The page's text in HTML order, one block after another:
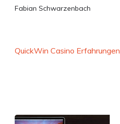
Fabian Schwarzenbach
QuickWin Casino Erfahrungen